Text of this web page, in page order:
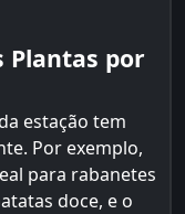
Plantas por
estação tem
Por exemplo,
para rabanetes
doce, e o